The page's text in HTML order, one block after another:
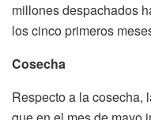
millones despachados
los cinco primeros
Cosecha
Respecto a la cosecha,